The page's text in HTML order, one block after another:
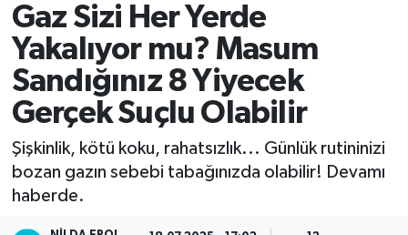
Gaz Sizi Her Yerde
Yakalıyor mu? Masum
Sandığınız 8 Yiyecek
Gerçek Suçlu Olabilir
Şişkinlik, kötü koku, rahatsızlık... Günlük rutininizi
bozan gazın sebebi tabağınızda olabilir! Devamı
haberde.